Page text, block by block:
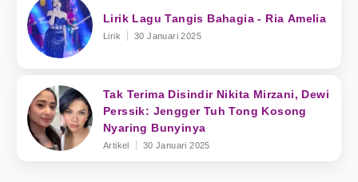
Lirik Lagu Tangis Bahagia - Ria Amelia
Lirik 30 Januari 2025
Tak Terima Disindir Nikita Mirzani, Dewi
Perssik: Jengger Tuh Tong Kosong
Nyaring Bunyinya
Artikel 30 Januari 2025